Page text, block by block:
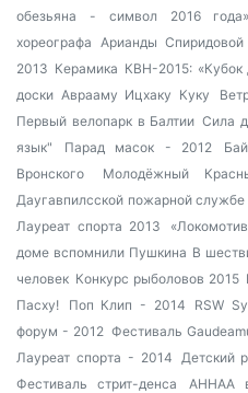
обезьяна - символ 2016 года»
хореографа Арианды Спиридовой
2013 Керамика КВН-2015: «Кубок
доски Аврааму Ицхаку Куку
Первый велопарк в Балтии Сила
язык"
Парад масок - 2012
Вронского
Молодёжный
Даугавпилсской пожарной службе
Лауреат спорта 2013
доме вспомнили Пушкина В
человек Конкурс рыболовов 2015
Пасху!
Поп Клип - 2014 RSW
форум - 2012 Фестиваль
Лауреат спорта - 2014 Детский
Фестиваль стрит-денса
AHHAA